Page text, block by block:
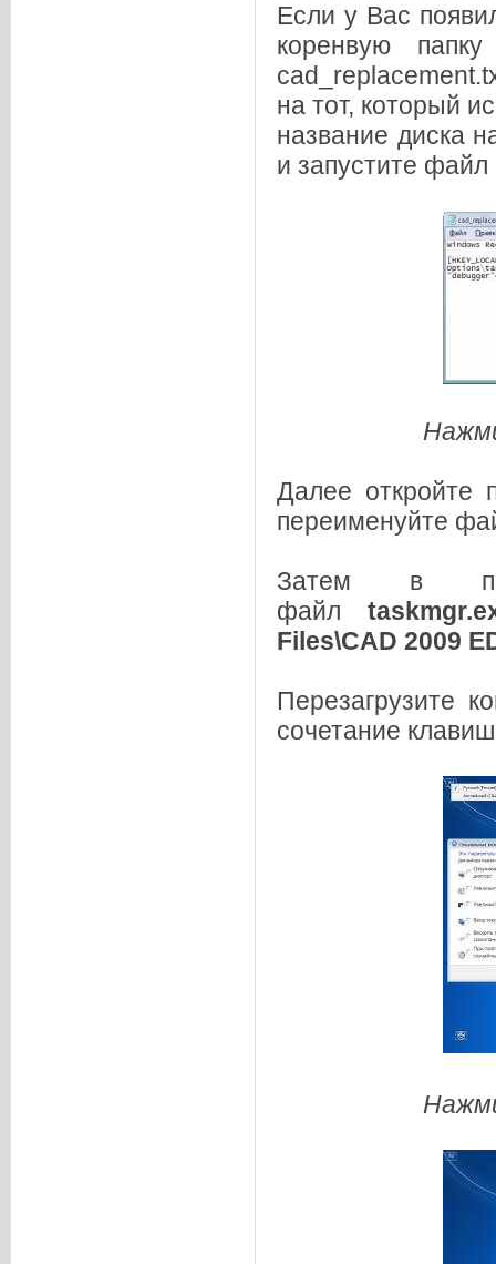
Если у Вас
коренвую
на тот, который
название диска
и запустите
Далее откройте
переименуйте
Затем в
файл
Files\CAD 2009
Перезагрузите
сочетание